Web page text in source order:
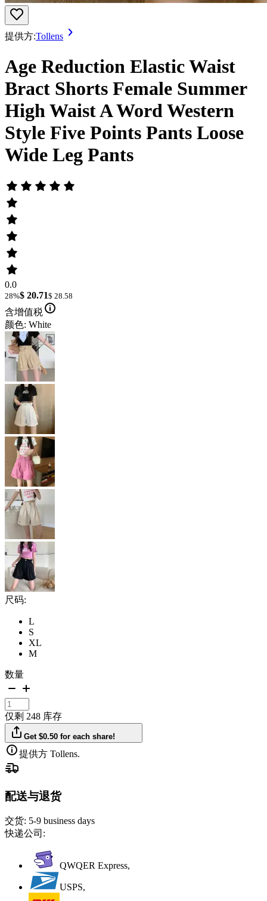
提供方:Tollens
Age Reduction Elastic Waist
Bract Shorts Female Summer
High Waist A Word Western
Style Five Points Pants Loose
Wide Leg Pants
0.0
28%$ 20.71$ 28.58
含增值税
颜色: White
尺码:
L
S
XL
M
数量
仅剩 248 库存
Get $0.50 for each share!
提供方 Tollens.
配送与退货
交货: 5-9 business days
快递公司:
QWQER Express,
USPS,